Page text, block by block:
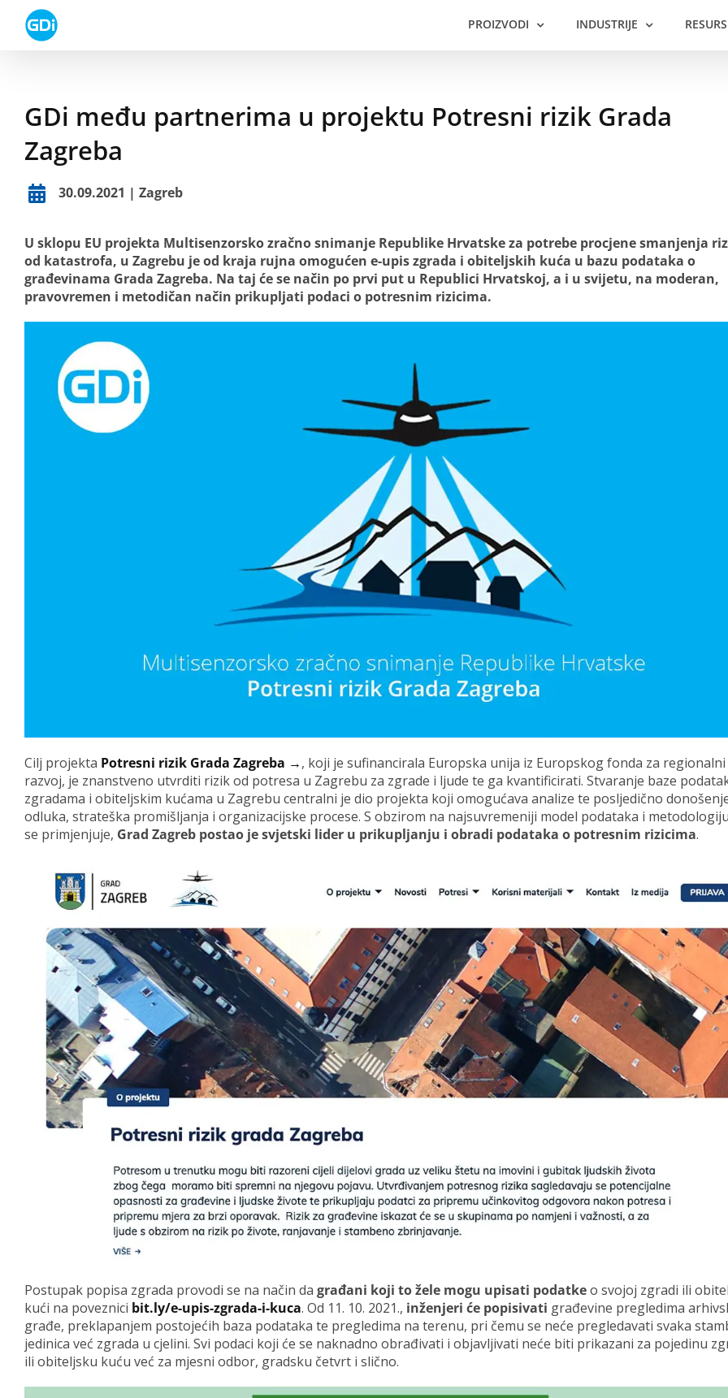
content
PROIZVODI INDUSTRIJE
GDi među partnerima u projektu Potresni rizik Grada
Zagreba
30.09.2021 | Zagreb
U sklopu EU projekta Multisenzorsko zračno snimanje Republike Hrvatske za potrebe procjene smanjenja
od katastrofa, u Zagrebu je od kraja rujna omogućen e-upis zgrada i obiteljskih kuća u bazu podataka o
građevinama Grada Zagreba. Na taj će se način po prvi put u Republici Hrvatskoj, a i u svijetu, na moderan,
pravovremen i metodičan način prikupljati podaci o potresnim rizicima.
Cilj projekta Potresni rizik Grada Zagreba →, koji je sufinancirala Europska unija iz Europskog fonda za regionalni
razvoj, je znanstveno utvrditi rizik od potresa u Zagrebu za zgrade i ljude te ga kvantificirati. Stvaranje baze
zgradama i obiteljskim kućama u Zagrebu centralni je dio projekta koji omogućava analize te posljedično
odluka, strateška promišljanja i organizacijske procese. S obzirom na najsuvremeniji model podataka i
se primjenjuje, Grad Zagreb postao je svjetski lider u prikupljanju i obradi podataka o potresnim rizicima.
Postupak popisa zgrada provodi se na način da građani koji to žele mogu upisati podatkeo svojoj zgradi ili
kući na poveznici bit.ly/e-upis-zgrada-i-kuca. Od 11. 10. 2021., inženjeri će popisivati građevine pregledima
građe, preklapanjem postojećih baza podataka te pregledima na terenu, pri čemu se neće pregledavati svaka
jedinica već zgrada u cjelini. Svi podaci koji će se naknadno obrađivati i objavljivati neće biti prikazani za pojedinu
ili obiteljsku kuću već za mjesni odbor, gradsku četvrt i slično.